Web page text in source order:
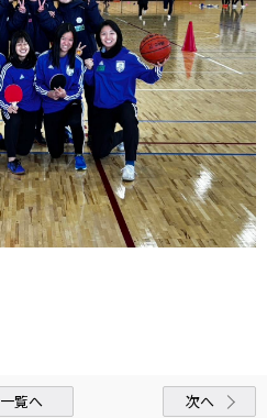
一覧へ 次へ